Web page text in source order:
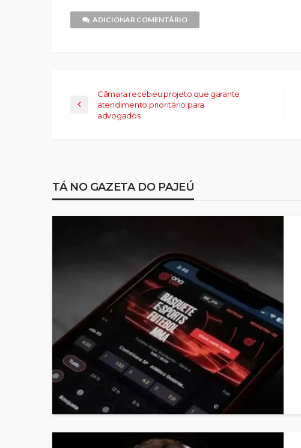
um
amigo(abre
em
ADICIONAR COMENTÁRIO
Câmara recebeu projeto que garante
atendimento prioritário para
advogados
TÁ NO GAZETA DO PAJEÚ